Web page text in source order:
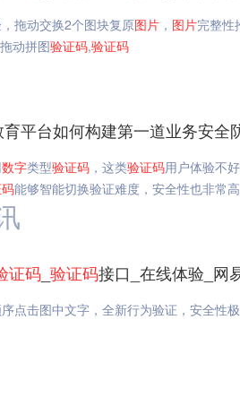
拖动交换2个图块复原图片 ， 图片完整性
动拼图验证码,验证码
平台如何构建第一道业务安全
数字类型验证码 ，这类验证码用户体验不
能够智能切换验证难度，安全性也非常
证码 验证码接口_在线体验_网
序点击图中文字，全新行为验证，安全性